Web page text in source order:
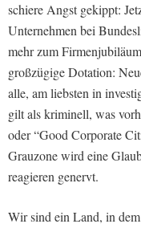
schiere Angst gekippt:
Unternehmen bei
mehr zum
großzügige Dotation:
alle, am liebsten in
gilt als kriminell, was
oder “Good Corporate
Grauzone wird eine
reagieren genervt.
Wir sind ein Land, in